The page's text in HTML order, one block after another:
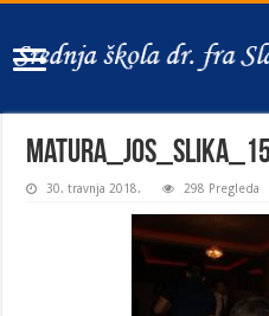
30. travnja 2018. 298 Pregleda